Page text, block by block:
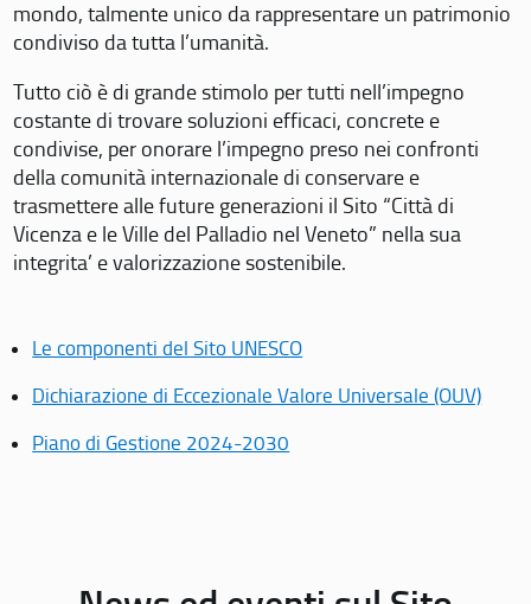
mondo, talmente unico da rappresentare un patrimonio
condiviso da tutta l’umanità.
Tutto ciò è di grande stimolo per tutti nell’impegno
costante di trovare soluzioni efficaci, concrete e
condivise, per onorare l’impegno preso nei confronti
della comunità internazionale di conservare e
trasmettere alle future generazioni il Sito “Città di
Vicenza e le Ville del Palladio nel Veneto” nella sua
integrita’ e valorizzazione sostenibile.
Le componenti del Sito UNESCO
Dichiarazione di Eccezionale Valore Universale (OUV)
Piano di Gestione 2024-2030